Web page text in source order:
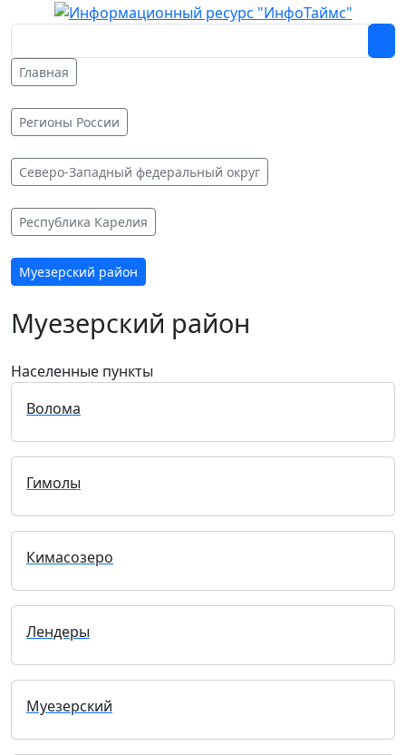
Главная
Регионы России
Северо-Западный федеральный округ
Республика Карелия
Муезерский район
Муезерский район
Населенные пункты
Волома
Гимолы
Кимасозеро
Лендеры
Муезерский